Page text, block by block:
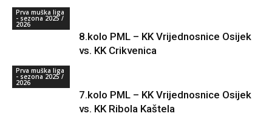
Prva muška liga
- sezona 2025 /
2026
8.kolo PML – KK Vrijednosnice Osijek
vs. KK Crikvenica
Prva muška liga
- sezona 2025 /
2026
7.kolo PML – KK Vrijednosnice Osijek
vs. KK Ribola Kaštela